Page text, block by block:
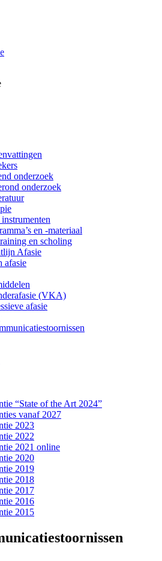
onderzoek
onderzoek
en -materiaal
en scholing
Afasie
afasie
(VKA)
afasie
“State of the Art 2024”
vanaf 2027
2023
2022
2021 online
2020
2019
2018
2017
2016
2015